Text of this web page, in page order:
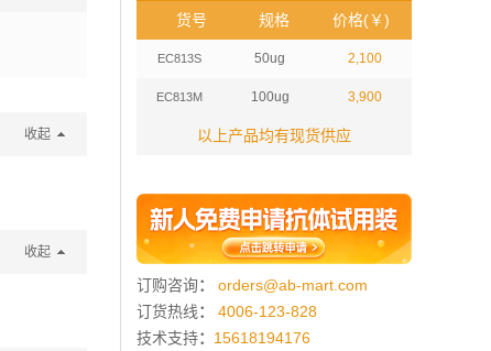
货号 规格 价格(￥)
EC813S 50ug 2,100
EC813M 100ug 3,900
以上产品均有现货供应
订购咨询：
orders@ab-mart.com
订货热线：
4006-123-828
技术支持： 15618194176
收起
收起